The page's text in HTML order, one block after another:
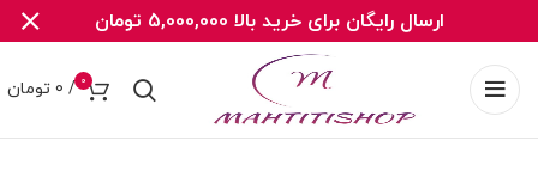
0
/
0 تومان
ارسال رایگان برای خرید بالا 5,000,000 تومان